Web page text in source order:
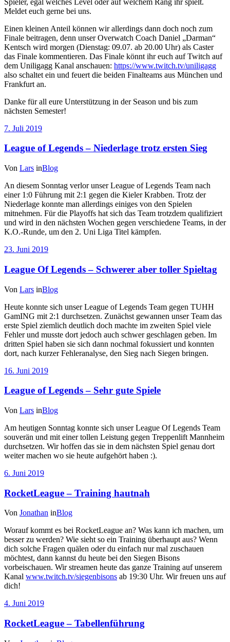
Meldet euch gerne bei uns.
Einen kleinen Anteil können wir allerdings dann doch noch zum
Finale beitragen, denn unser Overwatch Coach Daniel „Darman“
Kentsch wird morgen (Dienstag: 09.07. ab 20.00 Uhr) als Caster
das Finale kommentieren. Das Finale könnt ihr euch auf Twitch auf
dem Uniligagg Kanal anschauen: https://www.twitch.tv/uniligagg
also schaltet ein und feuert die beiden Finalteams aus München und
Frankfurt an.
Danke für all eure Unterstützung in der Season und bis zum
nächsten Semester!
7. Juli 2019
League of Legends – Niederlage trotz ersten Sieg
Von Lars inBlog
An diesem Sonntag verlor unser League of Legends Team nach
einer 1:0 Führung mit 2:1 gegen die Kieler Krabben. Trotz der
Niederlage konnte man allerdings einiges von den Spielen
mitnehmen. Für die Playoffs hat sich das Team trotzdem qualifiziert
und wird in den nächsten Wochen gegen verschiedene Teams, in der
K.O.-Runde, um den 2. Uni Liga Titel kämpfen.
23. Juni 2019
League Of Legends – Schwerer aber toller Spieltag
Von Lars inBlog
Heute konnte sich unser League of Legends Team gegen TUHH
GamING mit 2:1 durchsetzen. Zunächst gewannen unser Team das
erste Spiel ziemlich deutlich doch machte im zweiten Spiel viele
Fehler und musste dort jedoch auch schwer geschlagen geben. Im
dritten Spiel haben sie sich dann nochmal fokussiert und konnten
dort, nach kurzer Fehleranalyse, den Sieg nach Siegen bringen.
16. Juni 2019
League of Legends – Sehr gute Spiele
Von Lars inBlog
Am heutigen Sonntag konnte sich unser League Of Legends Team
souverän und mit einer tollen Leistung gegen Treppenlift Mannheim
durchsetzen. Wir hoffen das sie in dem nächsten Spiel genau dort
weiter machen wo sie heute aufgehört haben :).
6. Juni 2019
RocketLeague – Training hautnah
Von Jonathan inBlog
Worauf kommt es bei RocketLeague an? Was kann ich machen, um
besser zu werden? Wie sieht so ein Training überhaupt aus? Wenn
dich solche Fragen quälen oder du einfach nur mal zuschauen
möchtest, dann kannst du heute bei den Siegen Bisons
vorbeischauen. Wir streamen heute das ganze Training auf unserem
Kanal www.twitch.tv/siegenbisons ab 19:30 Uhr. Wir freuen uns auf
dich!
4. Juni 2019
RocketLeague – Tabellenführung